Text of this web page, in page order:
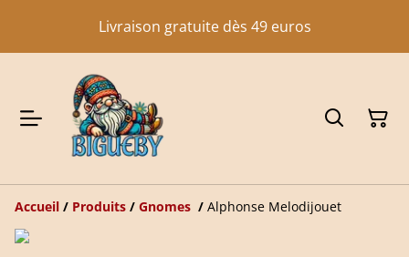
Livraison gratuite dès 49 euros
Accueil / Produits / Gnomes / Alphonse Melodijouet